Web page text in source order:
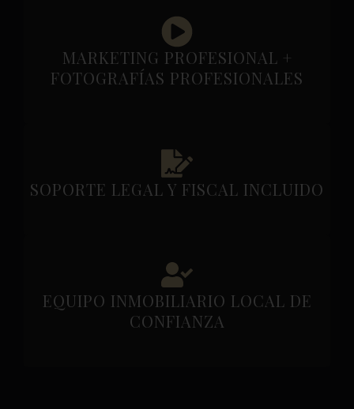
MARKETING PROFESIONAL +
FOTOGRAFÍAS PROFESIONALES
SOPORTE LEGAL Y FISCAL INCLUIDO
EQUIPO INMOBILIARIO LOCAL DE
CONFIANZA